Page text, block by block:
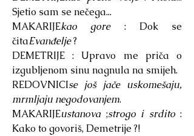
Sjetio sam se nečega...
MAKARIJEkao gore: Dok se
čitaEvanđelje?
DEMETRIJE : Upravo me priča o
izgubljenom sinu nagnula na smijeh.
REDOVNICIse još jače uskomešaju,
mrmljaju negodovanjem.
MAKARIJEustanova;strogo i srdito:
Kako to govoriš, Demetrije ?!